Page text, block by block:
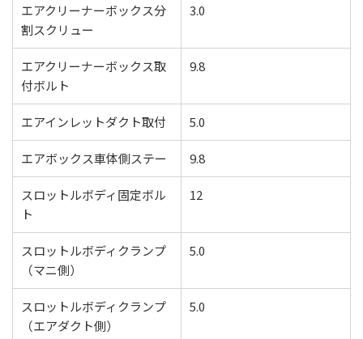
エアクリーナーボックス分
割スクリュー
3.0
エアクリーナーボックス取
付ボルト
9.8
エアインレットダクト取付 5.0
エアボックス車体側ステー 9.8
スロットルボディ固定ボル
ト
12
スロットルボディクランプ
（マニ側）
5.0
スロットルボディクランプ
（エアダクト側）
5.0